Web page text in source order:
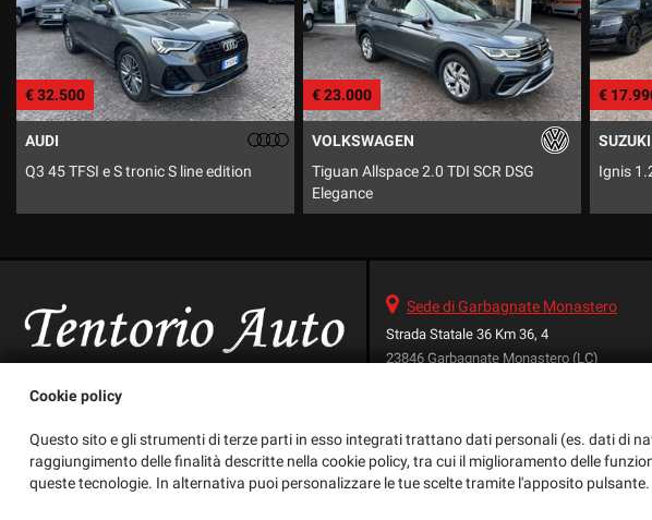
€ 23.000
VOLKSWAGEN
Tiguan Allspace 2.0 TDI SCR DSG
€ 17.990
SUZUKI
Ignis 1.2 Hybrid 4WD All Grip Top
€
FIAT
Tipo
Sede di Garbagnate Monastero
Strada Statale 36 Km 36, 4
23846 Garbagnate Monastero (LC)
+39 031 852029
Email:
info@tentorioauto.it
Indicazioni stradali
Cookie policy
Questo sito e gli strumenti di terze parti in esso integrati trattano dati personali (es. dati di
raggiungimento delle finalità descritte nella cookie policy, tra cui il miglioramento delle
queste tecnologie. In alternativa puoi personalizzare le tue scelte tramite l'apposito pulsante.